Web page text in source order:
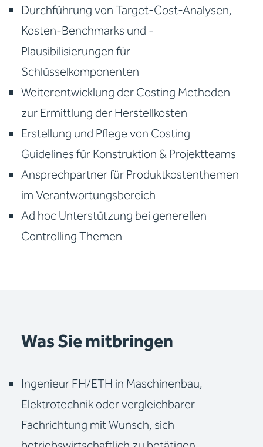
Durchführung von Target-Cost-Analysen,
Kosten-Benchmarks und -
Plausibilisierungen für
Schlüsselkomponenten
Weiterentwicklung der Costing Methoden
zur Ermittlung der Herstellkosten
Erstellung und Pflege von Costing
Guidelines für Konstruktion & Projektteams
Ansprechpartner für Produktkostenthemen
im Verantwortungsbereich
Ad hoc Unterstützung bei generellen
Controlling Themen
Was Sie mitbringen
Ingenieur FH/ETH in Maschinenbau,
Elektrotechnik oder vergleichbarer
Fachrichtung mit Wunsch, sich